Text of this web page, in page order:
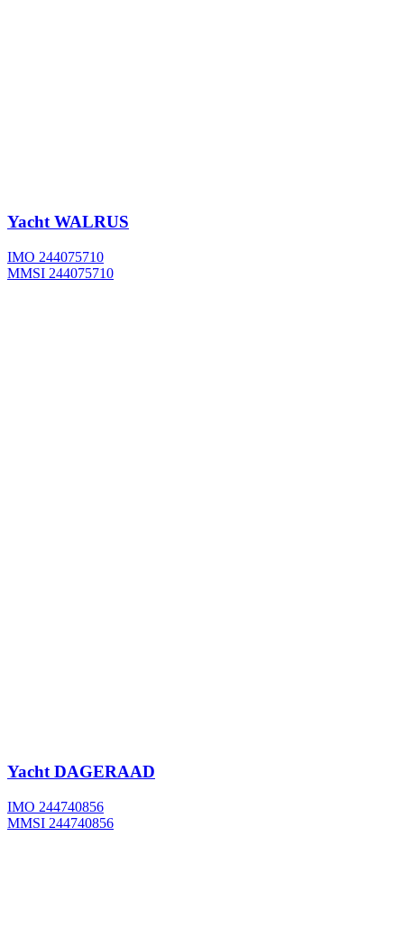
Yacht WALRUS
IMO 244075710
MMSI 244075710
YachtDAGERAAD
IMO 244740856
MMSI 244740856